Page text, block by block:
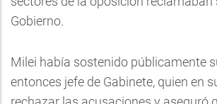
Gobierno.
Milei había sostenido públicamente
entonces jefe de Gabinete, quien en